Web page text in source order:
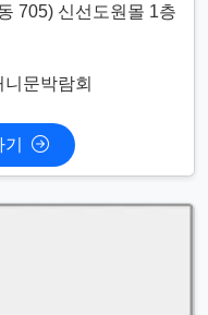
705) 신선도원몰 1층
문박람회